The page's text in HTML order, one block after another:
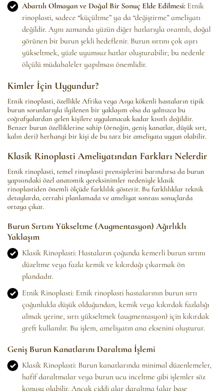
Abartılı Olmayan ve Doğal Bir Sonuç Elde Edilmesi: Etnik
rinoplasti, sadece “küçültme” ya da “değiştirme” ameliyatı
değildir. Aynı zamanda yüzün diğer hatlarıyla orantılı, doğal
görünen bir burun şekli hedeflenir. Burun sırtını çok aşırı
yükseltmek, yüzle uyumsuz hatlar oluşturabilir; bu nedenle
ölçülü müdahaleler yapılması önemlidir.
Kimler İçin Uygundur?
Etnik rinoplasti, özellikle Afrika veya Asya kökenli hastaların tipik
burun sorunlarıyla ilgilenen bir yaklaşım olsa da yalnızca bu
coğrafyalardan gelen kişilere uygulanacak kadar kısıtlı değildir.
Benzer burun özelliklerine sahip (örneğin, geniş kanatlar, düşük sırt,
kalın deri) herhangi bir kişi de bu tarz bir ameliyata uygun olabilir.
Klasik Rinoplasti Ameliyatından Farkları Nelerdir
Etnik rinoplasti, temel rinoplasti prensiplerini barındırsa da burun
yapısındaki özel anatomik gereksinimler nedeniyle klasik
rinoplastiden önemli ölçüde farklılık gösterir. Bu farklılıklar teknik
detaylarda, cerrahi planlamada ve ameliyat sonrası sonuçlarda
ortaya çıkar.
Burun Sırtını Yükseltme (Augmentasyon) Ağırlıklı
Yaklaşım
Klasik Rinoplasti: Hastaların çoğunda kemerli burun sırtını
düzeltme veya fazla kemik ve kıkırdağı çıkarmak ön
plandadır.
Etnik Rinoplasti: Etnik rinoplasti hastalarının burun sırtı
çoğunlukla düşük olduğundan, kemik veya kıkırdak fazlalığı
almak yerine, sırtı yükseltmek (augmentasyon) için kıkırdak
greft kullanılır. Bu işlem, ameliyatın ana eksenini oluşturur.
Geniş Burun Kanatlarını Daraltma İşlemi
Klasik Rinoplasti: Burun kanatlarında minimal düzenlemeler,
hafif daraltmalar veya burun ucu inceltme gibi işlemler söz
konusu olabilir. Ancak ciddi alar daraltma (alar base